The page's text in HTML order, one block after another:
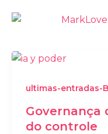
para
conteúdo
ultimas-entradas-
Governança
do controle